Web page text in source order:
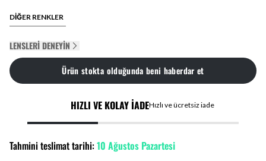
DİĞER RENKLER
LENSLERI DENEYIN
Ürün stokta olduğunda beni haberdar et
HIZLI VE KOLAY İADEHızlı ve ücretsiz iade
Tahmini teslimat tarihi:10 Ağustos Pazartesi